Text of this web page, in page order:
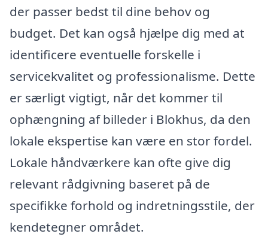
der passer bedst til dine behov og
budget. Det kan også hjælpe dig med at
identificere eventuelle forskelle i
servicekvalitet og professionalisme. Dette
er særligt vigtigt, når det kommer til
ophængning af billeder i Blokhus, da den
lokale ekspertise kan være en stor fordel.
Lokale håndværkere kan ofte give dig
relevant rådgivning baseret på de
specifikke forhold og indretningsstile, der
kendetegner området.